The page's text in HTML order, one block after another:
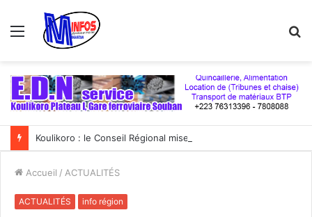
Menu
Accueil / ACTUALITÉS
ACTUALITÉS info région